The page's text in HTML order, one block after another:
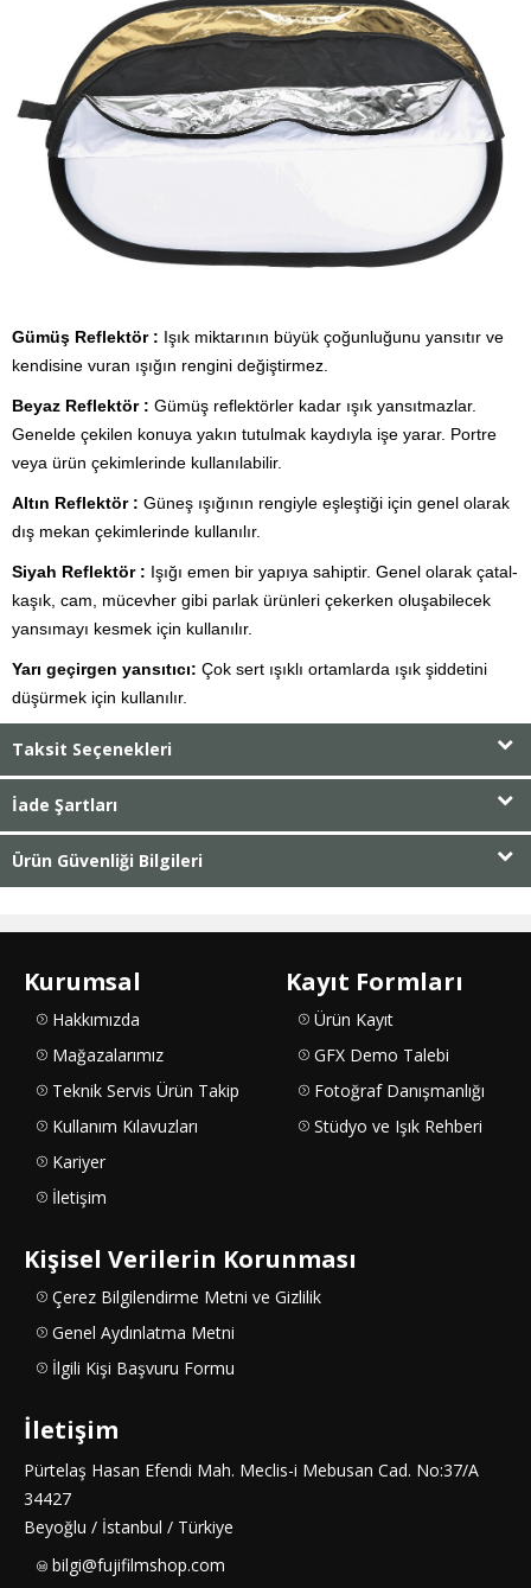
Gümüş Reflektör : Işık miktarının büyük çoğunluğunu yansıtır ve
kendisine vuran ışığın rengini değiştirmez.
Beyaz Reflektör : Gümüş reflektörler kadar ışık yansıtmazlar.
Genelde çekilen konuya yakın tutulmak kaydıyla işe yarar. Portre
veya ürün çekimlerinde kullanılabilir.
Altın Reflektör : Güneş ışığının rengiyle eşleştiği için genel olarak
dış mekan çekimlerinde kullanılır.
Siyah Reflektör : Işığı emen bir yapıya sahiptir. Genel olarak çatal-
kaşık, cam, mücevher gibi parlak ürünleri çekerken oluşabilecek
yansımayı kesmek için kullanılır.
Yarı geçirgen yansıtıcı: Çok sert ışıklı ortamlarda ışık şiddetini
düşürmek için kullanılır.
Taksit Seçenekleri
İade Şartları
Ürün Güvenliği Bilgileri
Kurumsal
Hakkımızda
Mağazalarımız
Teknik Servis Ürün Takip
Kullanım Kılavuzları
Kariyer
İletişim
Kayıt Formları
Ürün Kayıt
GFX Demo Talebi
Fotoğraf Danışmanlığı
Stüdyo ve Işık Rehberi
Kişisel Verilerin Korunması
Çerez Bilgilendirme Metni ve Gizlilik
Genel Aydınlatma Metni
İlgili Kişi Başvuru Formu
İletişim
Pürtelaş Hasan Efendi Mah. Meclis-i Mebusan Cad. No:37/A
34427
Beyoğlu / İstanbul / Türkiye
bilgi@fujifilmshop.com